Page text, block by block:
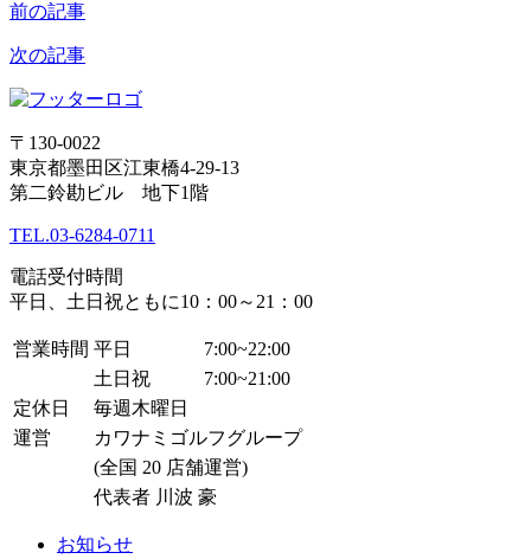
前の記事
次の記事
〒130-0022
東京都墨田区江東橋4-29-13
第二鈴勘ビル 地下1階
TEL.03-6284-0711
電話受付時間
平日、土日祝ともに10：00～21：00
営業時間 平日
7:00~22:00
土日祝
7:00~21:00
定休日
毎週木曜日
運営
カワナミゴルフグループ
(全国 20 店舗運営)
代表者 川波 豪
お知らせ